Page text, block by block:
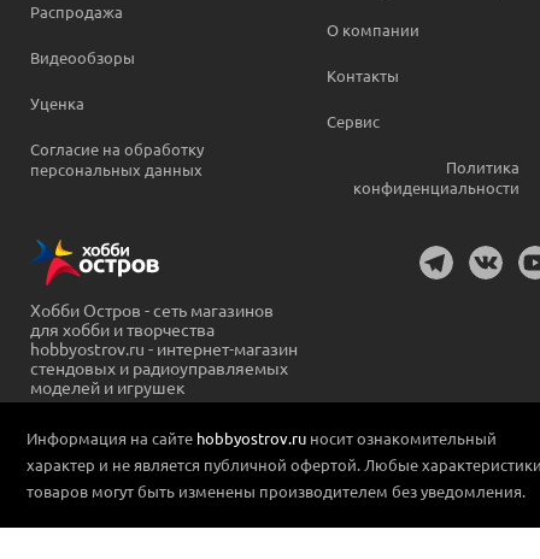
Распродажа
Видеообзоры
Уценка
Согласие на обработку
персональных данных
О компании
Контакты
Сервис
Политика
конфиденциальности
Хобби Остров - сеть магазинов
для хобби и творчества
hobbyostrov.ru - интернет-магазин
стендовых и радиоуправляемых
моделей и игрушек
Информация на сайте hobbyostrov.ru носит ознакомительный
характер и не является публичной офертой. Любые
товаров могут быть изменены производителем без уведомления.